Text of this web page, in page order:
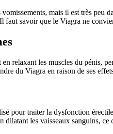
mais il est très
savoir que le Viagra ne
relaxant les muscles du pénis,
du Viagra en raison de ses
pour traiter la dysfonction
les vaisseaux sanguins,